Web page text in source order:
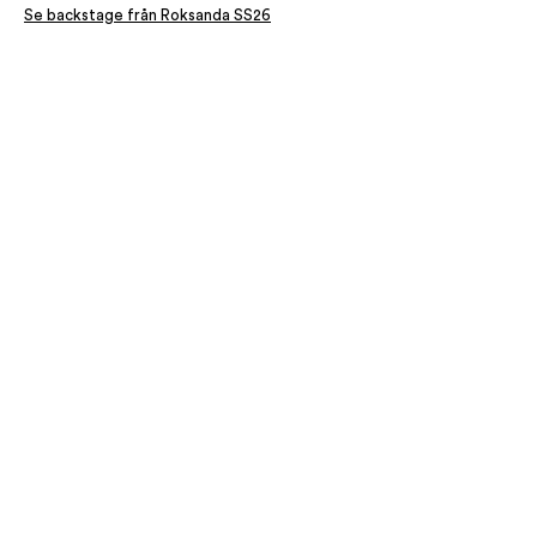
Se backstage från Roksanda SS26